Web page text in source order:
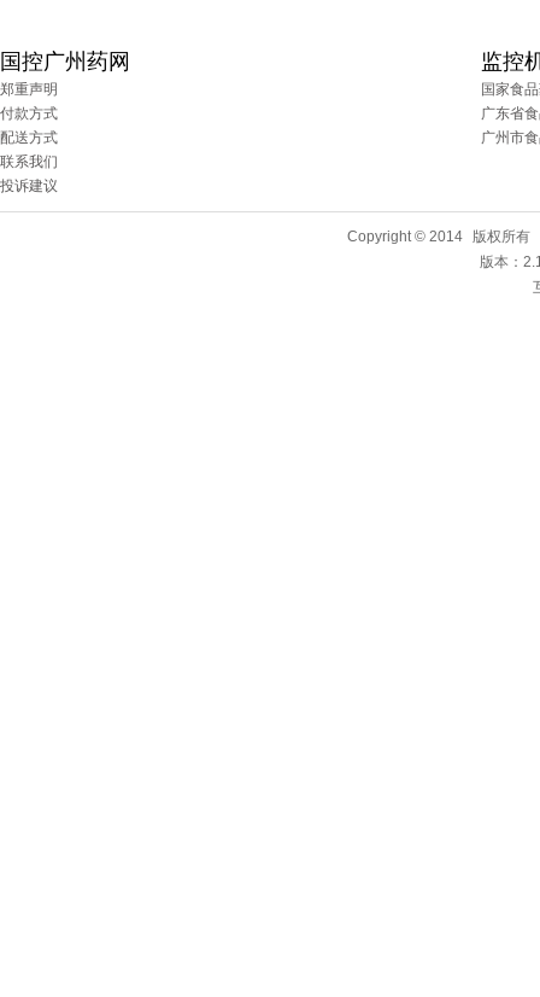
国控广州药网
郑重声明
付款方式
配送方式
联系我们
投诉建议
监控
国家食
广东省
广州市
Copyright © 2014 版权所有
版本：